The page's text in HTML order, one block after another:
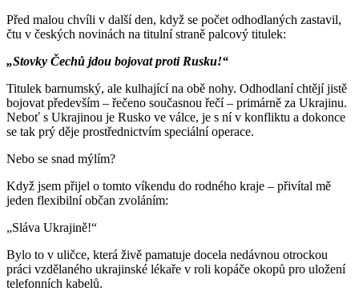
Před malou chvíli v další den, když se počet odhodlaných zastavil,
čtu v českých novinách na titulní straně palcový titulek:
„Stovky Čechů jdou bojovat proti Rusku!“
Titulek barnumský, ale kulhající na obě nohy. Odhodlaní chtějí jistě
bojovat především – řečeno současnou řečí – primárně za Ukrajinu.
Neboť s Ukrajinou je Rusko ve válce, je s ní v konfliktu a dokonce
se tak prý děje prostřednictvím speciální operace.
Nebo se snad mýlím?
Když jsem přijel o tomto víkendu do rodného kraje – přivítal mě
jeden flexibilní občan zvoláním:
„Sláva Ukrajině!“
Bylo to v uličce, která živě pamatuje docela nedávnou otrockou
práci vzdělaného ukrajinské lékaře v roli kopáče okopů pro uložení
telefonních kabelů.